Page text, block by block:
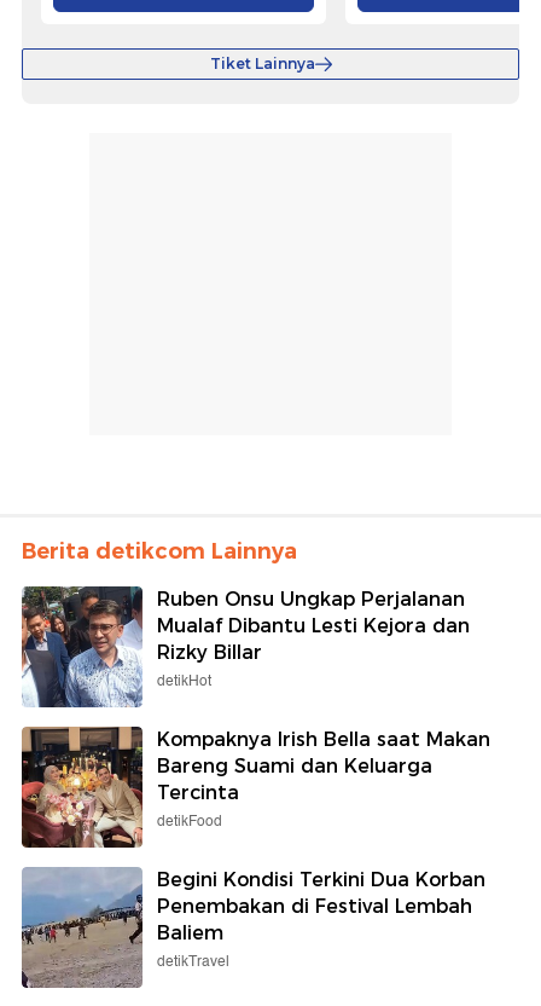
Tiket Lainnya
Berita detikcom Lainnya
Ruben Onsu Ungkap Perjalanan
Mualaf Dibantu Lesti Kejora dan
Rizky Billar
detikHot
Kompaknya Irish Bella saat Makan
Bareng Suami dan Keluarga
Tercinta
detikFood
Begini Kondisi Terkini Dua Korban
Penembakan di Festival Lembah
Baliem
detikTravel